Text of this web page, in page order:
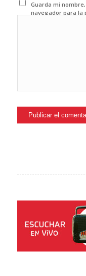
Guarda mi
navegador para la